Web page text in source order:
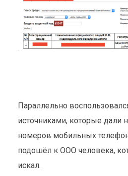
Параллельно
источниками, которые дали
номеров мобильных
подошёл к ООО человека,
искал.